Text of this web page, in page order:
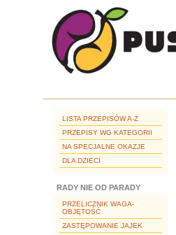
LISTA PRZEPISÓW A-Z
PRZEPISY WG KATEGORII
NA SPECJALNE OKAZJE
DLA DZIECI
RADY NIE OD PARADY
PRZELICZNIK WAGA-
OBJĘTOŚĆ
ZASTĘPOWANIE JAJEK